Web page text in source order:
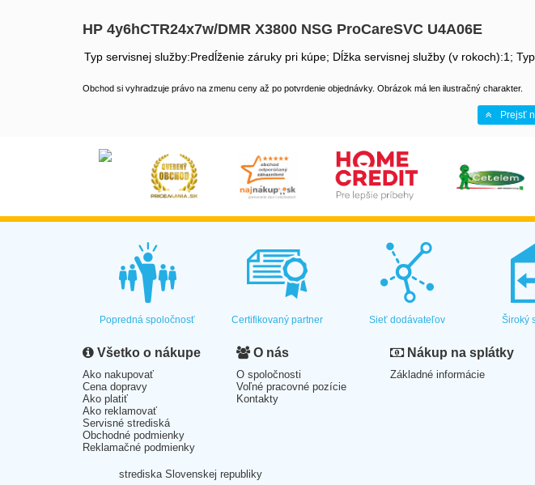
HP 4y6hCTR24x7w/DMR X3800 NSG ProCareSVC U4A06E
Typ servisnej služby:Predĺženie záruky pri kúpe; Dĺžka servisnej služby (v rokoch):1;
Obchod si vyhradzuje právo na zmenu ceny až po potvrdenie objednávky. Obrázok má len ilustračný charakter.
Prejsť
Popredná spoločnosť Certifikovaný partner Sieť dodávateľov Široký
Všetko o nákupe
Ako nakupovať
Cena dopravy
Ako platiť
Ako reklamovať
Servisné strediská
Obchodné podmienky
Reklamačné podmienky
O nás
O spoločnosti
Voľné pracovné pozície
Kontakty
Nákup na splátky
Základné informácie
strediska Slovenskej republiky